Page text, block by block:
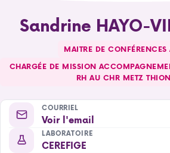
Sandrine HAYO-
MAITRE DE CONFÉRENCES
CHARGÉE DE MISSION
RH AU CHR METZ
COURRIEL
Voir l'email
LABORATOIRE
CEREFIGE